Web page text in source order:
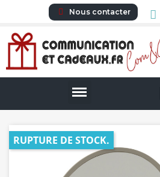
Nous contacter
RUPTURE DE STOCK.